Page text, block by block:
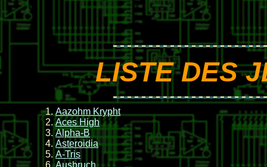
LISTE DES
Aazohm Krypht
Aces High
Alpha-B
Asteroidia
A-Tris
Ausbruch